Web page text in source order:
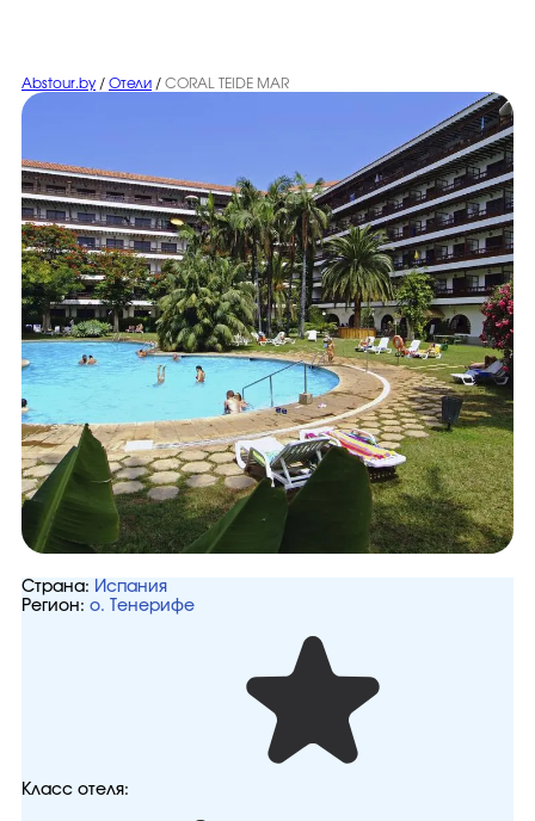
Abstour.by / Отели / CORAL TEIDE MAR
Страна: Испания
Регион: о. Тенерифе
Класс отеля: